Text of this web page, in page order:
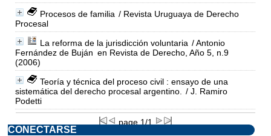
Procesos de familia / Revista Uruguaya de Derecho
Procesal
La reforma de la jurisdicción voluntaria / Antonio
Fernández de Buján en Revista de Derecho, Año 5, n.9
(2006)
Teoría y técnica del proceso civil : ensayo de una
sistemática del derecho procesal argentino.
/ J. Ramiro
Podetti
page 1/1
CONECTARSE